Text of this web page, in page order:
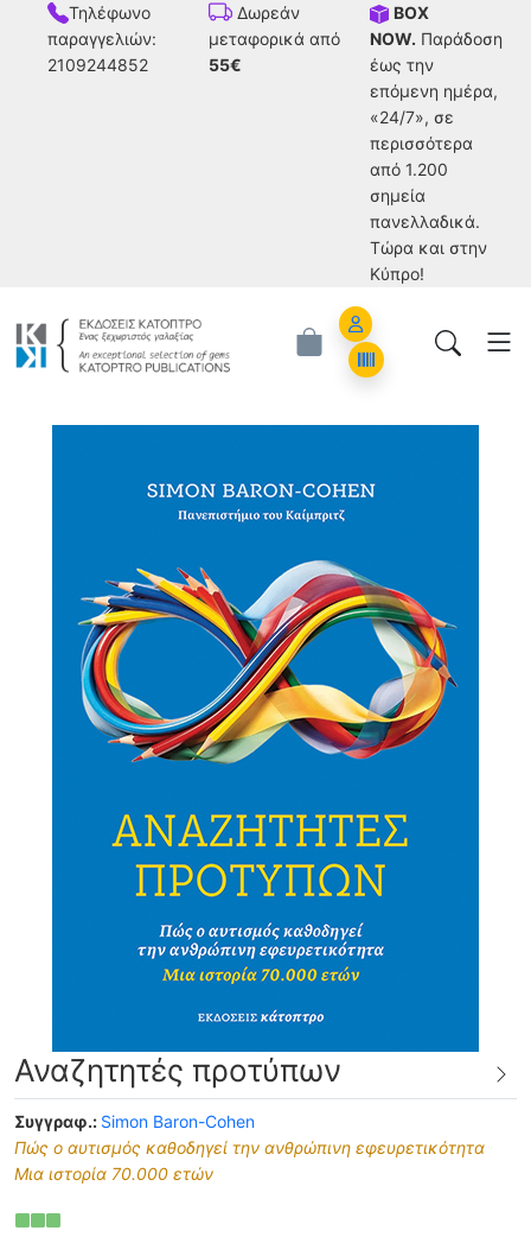
Τηλέφωνο
παραγγελιών:
2109244852
Δωρεάν
μεταφορικά από
55€
BOX
NOW. Παράδοση
έως την
επόμενη ημέρα,
«24/7», σε
περισσότερα
από 1.200
σημεία
πανελλαδικά.
Tώρα και στην
Κύπρο!
Account
Orders
Αναζητητές προτύπων
Συγγραφ.: Simon Baron-Cohen
Πώς ο αυτισμός καθοδηγεί την ανθρώπινη εφευρετικότητα
Μια ιστορία 70.000 ετών